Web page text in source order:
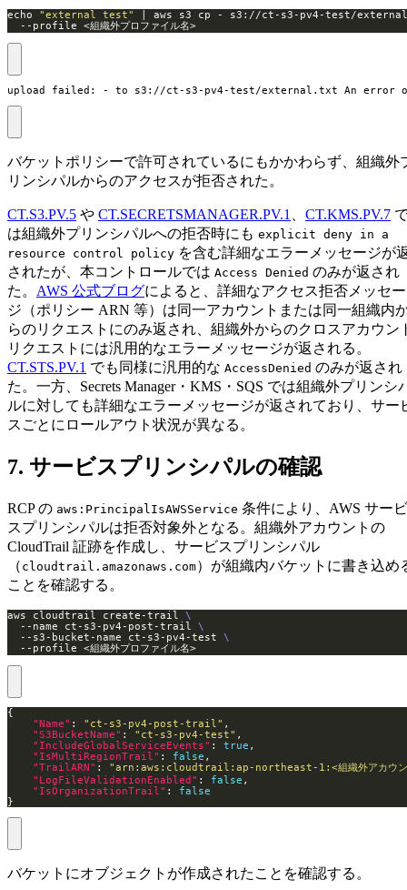
echo "external test"
| aws s3 cp - s3://ct-s3-pv4-test/
  --profile <組織外プロファイル名>
upload failed: - to s3://ct-s3-pv4-test/external.txt An error
バケットポリシーで許可されているにもかかわらず、組織外
リンシパルからのアクセスが拒否された。
CT.S3.PV.5 や CT.SECRETSMANAGER.PV.1 CT.KMS.PV.7
は組織外プリンシパルへの拒否時にも explicit deny in a
resource control policy を含む詳細なエラーメッセージが
されたが、本コントロールでは Access Denied のみが返され
た。 AWS 公式ブログによると、詳細なアクセス拒否メッセー
ジ（ポリシー ARN 等）は同一アカウントまたは同一組織内
らのリクエストにのみ返され、組織外からのクロスアカウン
リクエストには汎用的なエラーメッセージが返される。
CT.STS.PV.1 でも同様に汎用的な AccessDenied のみが返され
た。一方、Secrets Manager・KMS・SQS では組織外プリンシ
ルに対しても詳細なエラーメッセージが返されており、サー
スごとにロールアウト状況が異なる。
7. サービスプリンシパルの確認
RCP の aws:PrincipalIsAWSService 条件により、AWS サービ
スプリンシパルは拒否対象外となる。組織外アカウントの
CloudTrail 証跡を作成し、サービスプリンシパル
（ cloudtrail.amazonaws.com）が組織内バケットに書き込め
ことを確認する。
aws cloudtrail create-trail
  --name ct-s3-pv4-post-trail
  --s3-bucket-name ct-s3-pv4-test
  --profile <組織外プロファイル名>
"Name" : "ct-s3-pv4-post-trail"
"S3BucketName" : "ct-s3-pv4-test"
"IncludeGlobalServiceEvents" : true
"IsMultiRegionTrail" : false
"TrailARN" : "arn:aws:cloudtrail:ap-northeast-1:<組織外ア
"LogFileValidationEnabled" : false
"IsOrganizationTrail" : false
}
バケットにオブジェクトが作成されたことを確認する。